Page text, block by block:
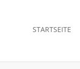
STARTSEITE